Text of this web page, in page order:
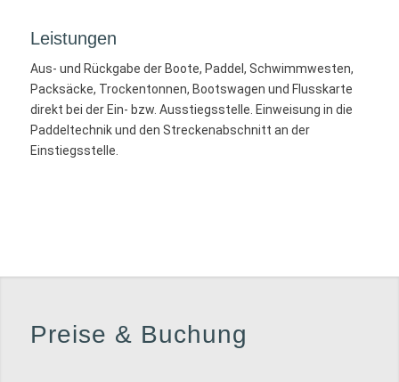
Leistungen
Aus- und Rückgabe der Boote, Paddel, Schwimmwesten,
Packsäcke, Trockentonnen, Bootswagen und Flusskarte
direkt bei der Ein- bzw. Ausstiegsstelle. Einweisung in die
Paddeltechnik und den Streckenabschnitt an der
Einstiegsstelle.
Preise & Buchung